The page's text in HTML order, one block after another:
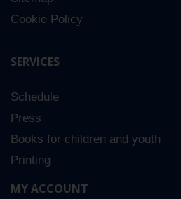
Cookie Policy
SERVICES
Schedule
Press
Books for children and youth
Printing
MY ACCOUNT